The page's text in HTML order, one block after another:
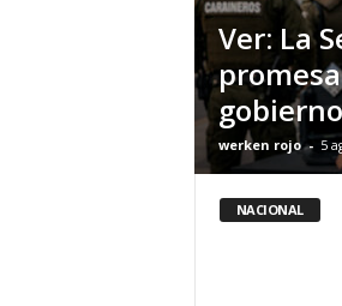
Ver: La
werken rojo - 5
NACIONAL